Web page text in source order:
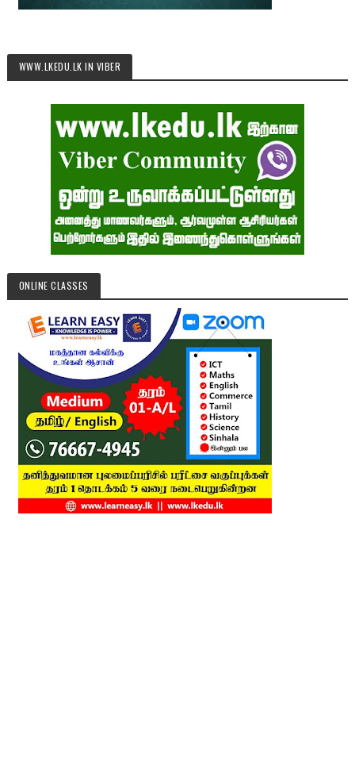
WWW.LKEDU.LK IN VIBER
ONLINE CLASSES